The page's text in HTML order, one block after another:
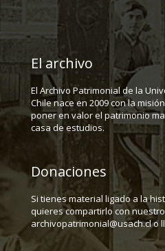
El archivo
El Archivo Patrimonial de la
Chile nace en 2009 con la
poner en valor el patrimonio
casa de estudios.
Donaciones
Si tienes material ligado a la
quieres compartirlo con
archivopatrimonial@usach.cl o